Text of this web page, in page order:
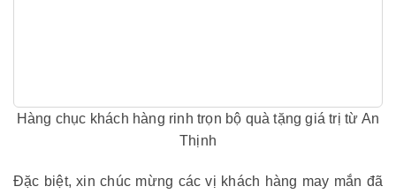
Hàng chục khách hàng rinh trọn bộ quà tặng giá trị từ An
Thịnh
Đặc biệt, xin chúc mừng các vị khách hàng may mắn đã